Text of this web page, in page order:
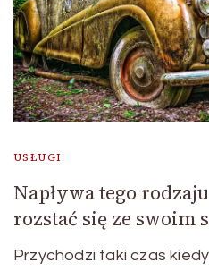
USŁUGI
Napływa tego
rozstać się ze swoim
Przychodzi taki czas